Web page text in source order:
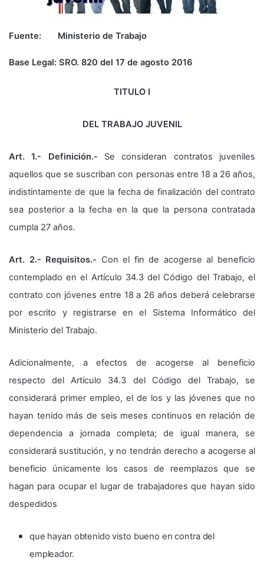
Fuente: Ministerio de Trabajo
Base Legal: SRO. 820 del 17 de agosto 2016
TITULO I
DEL TRABAJO JUVENIL
Art. 1.- Definición.- Se consideran contratos juveniles
aquellos que se suscriban con personas entre 18 a 26 años,
indistintamente de que la fecha de finalización del contrato
sea posterior a la fecha en la que la persona contratada
cumpla 27 años.
Art. 2.- Requisitos.- Con el fin de acogerse al beneficio
contemplado en el Artículo 34.3 del Código del Trabajo, el
contrato con jóvenes entre 18 a 26 años deberá celebrarse
por escrito y registrarse en el Sistema Informático del
Ministerio del Trabajo.
Adicionalmente, a efectos de acogerse al beneficio
respecto del Artículo 34.3 del Código del Trabajo, se
considerará primer empleo, el de los y las jóvenes que no
hayan tenido más de seis meses continuos en relación de
dependencia a jornada completa; de igual manera, se
considerará sustitución, y no tendrán derecho a acogerse al
beneficio únicamente los casos de reemplazos que se
hagan para ocupar el lugar de trabajadores que hayan sido
despedidos
que hayan obtenido visto bueno en contra del
empleador.